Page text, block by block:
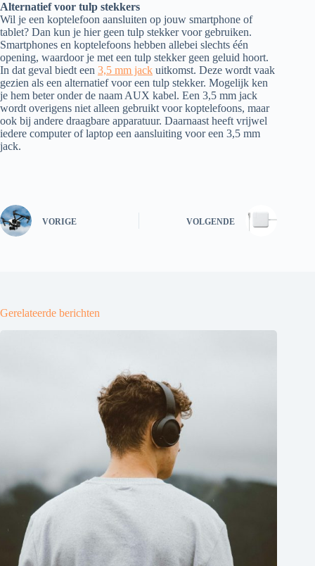
Alternatief voor tulp stekkers
Wil je een koptelefoon aansluiten op jouw smartphone of
tablet? Dan kun je hier geen tulp stekker voor gebruiken.
Smartphones en koptelefoons hebben allebei slechts één
opening, waardoor je met een tulp stekker geen geluid hoort.
In dat geval biedt een 3,5 mm jack uitkomst. Deze wordt vaak
gezien als een alternatief voor een tulp stekker. Mogelijk ken
je hem beter onder de naam AUX kabel. Een 3,5 mm jack
wordt overigens niet alleen gebruikt voor koptelefoons, maar
ook bij andere draagbare apparatuur. Daarnaast heeft vrijwel
iedere computer of laptop een aansluiting voor een 3,5 mm
jack.
VORIGE VOLGENDE
Gerelateerde berichten